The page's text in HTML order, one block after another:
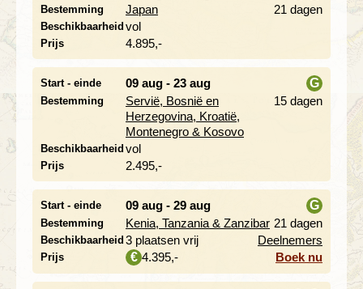
Bestemming Japan
21 dagen
Beschikbaarheid vol
Prijs 4.895,-
Start - einde 09 aug - 23 aug
Bestemming
Servië, Bosnië en
Herzegovina, Kroatië,
Montenegro & Kosovo
G
15 dagen
Beschikbaarheid vol
Prijs 2.495,-
Start - einde 09 aug - 29 aug
Bestemming Kenia, Tanzania & Zanzibar
G
21 dagen
Beschikbaarheid 3 plaatsen vrij Deelnemers
Prijs € 4.395,- Boek nu